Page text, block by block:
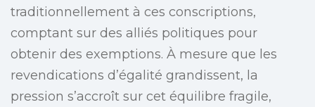
traditionnellement à ces conscriptions,
comptant sur des alliés politiques pour
obtenir des exemptions. À mesure que les
revendications d’égalité grandissent, la
pression s’accroît sur cet équilibre fragile,